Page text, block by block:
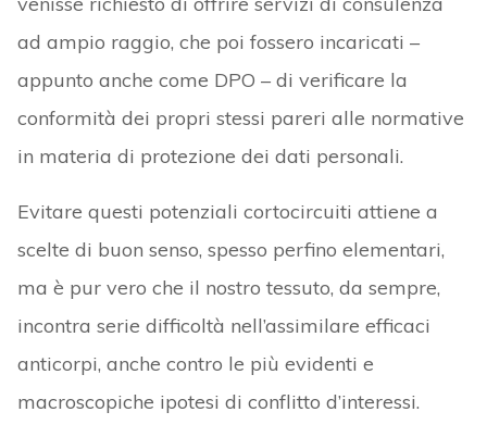
ad ampio raggio, che poi fossero incaricati –
appunto anche come DPO – di verificare la
conformità dei propri stessi pareri alle normative
in materia di protezione dei dati personali.
Evitare questi potenziali cortocircuiti attiene a
scelte di buon senso, spesso perfino elementari,
ma è pur vero che il nostro tessuto, da sempre,
incontra serie difficoltà nell’assimilare efficaci
anticorpi, anche contro le più evidenti e
macroscopiche ipotesi di conflitto d’interessi.